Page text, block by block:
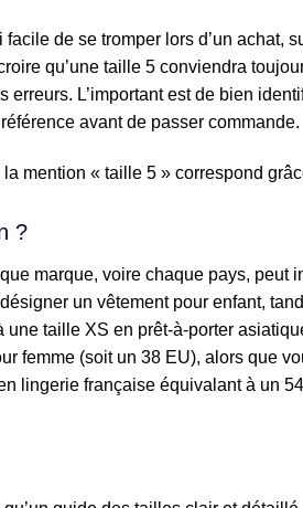
de se tromper lors d’un achat,
qu’une taille 5 conviendra
L’important est de bien
avant de passer commande.
mention « taille 5 » correspond
?
marque, voire chaque pays, peut
un vêtement pour enfant,
taille XS en prêt-à-porter
femme (soit un 38 EU), alors que
lingerie française équivalant à un